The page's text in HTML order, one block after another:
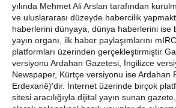
Yaşar Geler'den Bölge Analizi:
Durum
Bir Parti İşte Böyle Bitirilir
CHP Çıldır İl Genel Meclis Üyesi
Tutuklandı
yılında Mehmet Ali Arslan tarafından
ve uluslararası düzeyde habercilik
haberlerini dünyaya, dünya haberlerini ise
yayın organı, ilk haber paylaşımlarını
platformları üzerinden gerçekleştirmiştir
versiyonu Ardahan Gazetesi, İngilizce
Newspaper, Kürtçe versiyonu ise Ardahan
Erdexanê)'dir. İnternet üzerinde birçok
sitesi aracılığıyla dijital yayın sunan